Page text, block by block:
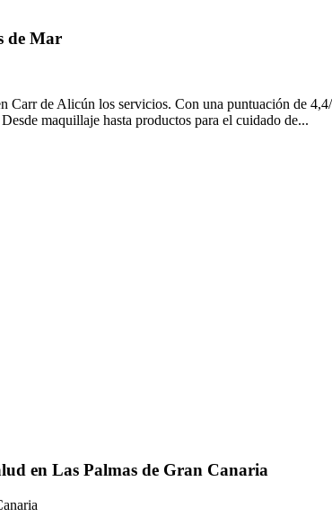
de Mar
Carr de Alicún los servicios. Con una puntuación de
maquillaje hasta productos para el cuidado de...
en Las Palmas de Gran Canaria